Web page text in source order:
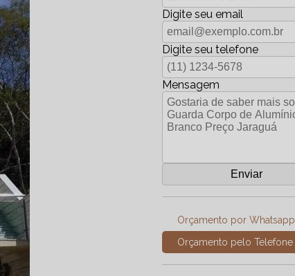
Digite seu email
Digite seu telefone
Mensagem
Orçamento por Whatsapp
Orçamento pelo Telefone